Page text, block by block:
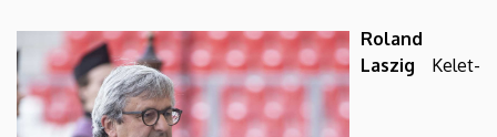
Roland
Laszig Kelet-